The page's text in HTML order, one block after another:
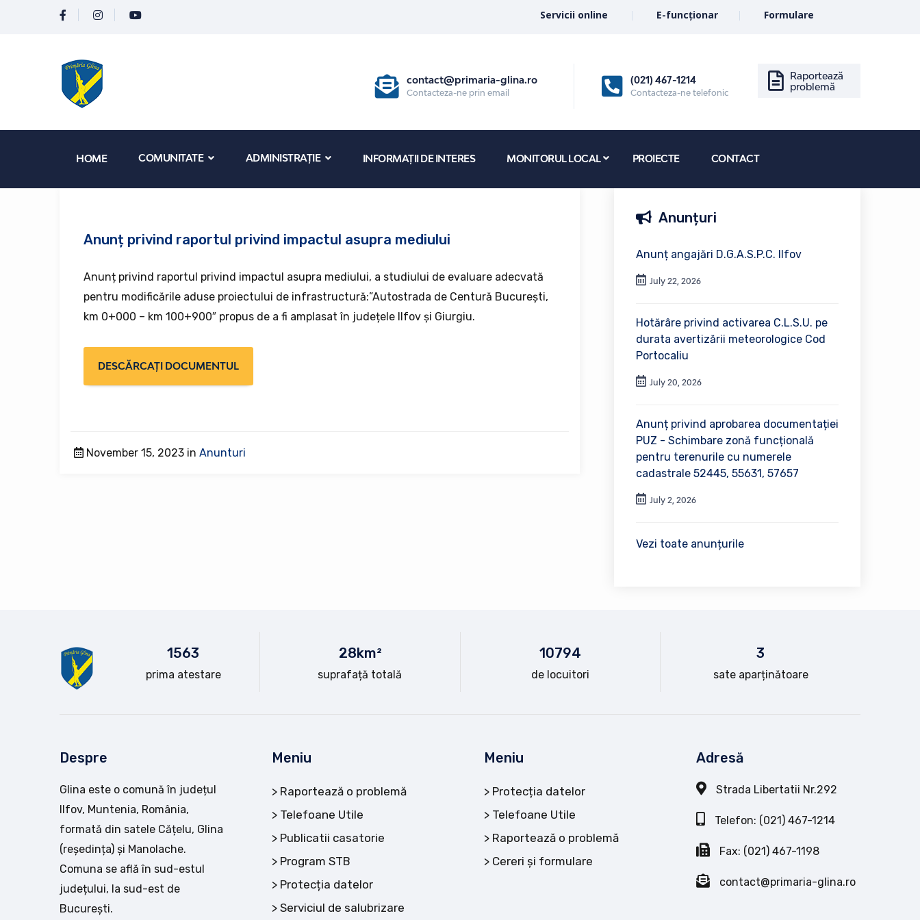
Servicii online E-funcționar Formulare
contact@primaria-glina.ro
Contacteza-ne prin email
(021) 467-1214
Contacteza-ne telefonic
Raportează
problemă
HOME COMUNITATE ADMINISTRAȚIE INFORMAȚII DE INTERES MONITORUL LOCAL PROIECTE CONTACT
Anunț privind raportul privind impactul asupra mediului
Anunț privind raportul privind impactul asupra mediului, a studiului de evaluare adecvată
pentru modificările aduse proiectului de infrastructură:”Autostrada de Centură București,
km 0+000 – km 100+900″ propus de a fi amplasat în județele Ilfov și Giurgiu.
DESCĂRCAȚI DOCUMENTUL
November 15, 2023 in Anunturi
Anunțuri
Anunț angajări D.G.A.S.P.C. Ilfov
July 22, 2026
Hotărâre privind activarea C.L.S.U. pe
durata avertizării meteorologice Cod
Portocaliu
July 20, 2026
Anunț privind aprobarea documentației
PUZ - Schimbare zonă funcțională
pentru terenurile cu numerele
cadastrale 52445, 55631, 57657
July 2, 2026
Vezi toate anunțurile
1563
prima atestare
28km²
suprafață totală
10794
de locuitori
3
sate aparținătoare
Despre
Glina este o comună în județul
Ilfov, Muntenia, România,
formată din satele Cățelu, Glina
(reședința) și Manolache.
Comuna se află în sud-estul
județului, la sud-est de
București.
Meniu
Raportează o problemă
Telefoane Utile
Publicatii casatorie
Program STB
Protecția datelor
Serviciul de salubrizare
Meniu
Protecția datelor
Telefoane Utile
Raportează o problemă
Cereri și formulare
Adresă
Strada Libertatii Nr.292
Telefon: (021) 467-1214
Fax: (021) 467-1198
contact@primaria-glina.ro